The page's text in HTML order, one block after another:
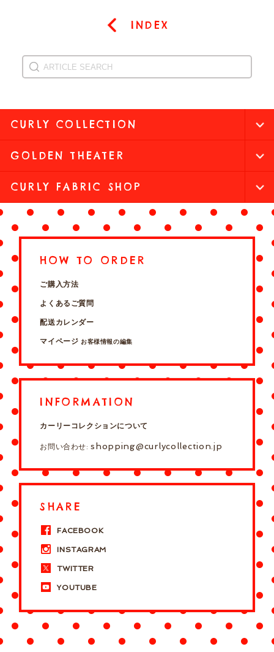
INDEX
CURLY COLLECTION
GOLDEN THEATER
CURLY FABRIC SHOP
HOW TO ORDER
ご購入方法
よくあるご質問
配送カレンダー
マイページ お客様情報の編集
INFORMATION
カーリーコレクションについて
お問い合わせ:shopping@curlycollection.jp
SHARE
FACEBOOK
INSTAGRAM
TWITTER
YOUTUBE